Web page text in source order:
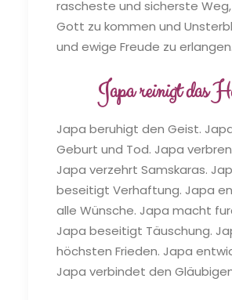
rascheste und sicherste
Gott zu kommen und
und ewige Freude zu erlangen.
Japa reinigt das
Japa beruhigt den Geist.
Geburt und Tod. Japa
Japa verzehrt Samskaras.
beseitigt Verhaftung. Japa
alle Wünsche. Japa macht
Japa beseitigt Täuschung.
höchsten Frieden. Japa
Japa verbindet den